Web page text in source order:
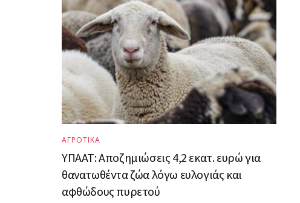
ΑΓΡΟΤΙΚΑ
ΥΠΑΑΤ: Αποζημιώσεις 4,2 εκατ. ευρώ για
θανατωθέντα ζώα λόγω ευλογιάς και
αφθώδους πυρετού